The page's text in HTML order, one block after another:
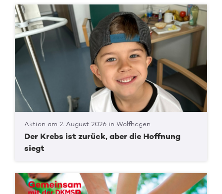
Aktion am 2. August 2026 in Wolfhagen
Der Krebs ist zurück, aber die Hoffnung
siegt